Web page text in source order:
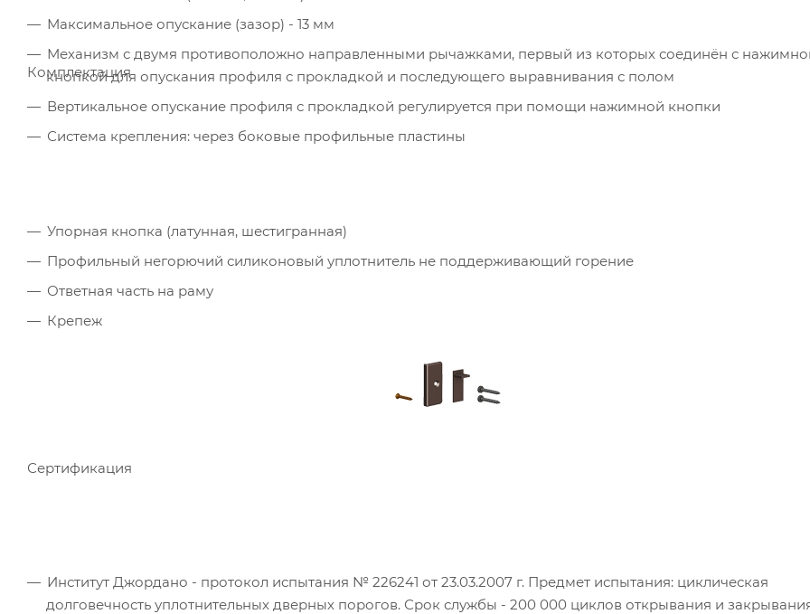
Максимальное опускание (зазор) - 13 мм
Механизм с двумя противоположно направленными рычажками, первый из которых соединён с
кнопкой для опускания профиля с прокладкой и последующего выравнивания с полом
Вертикальное опускание профиля с прокладкой регулируется при помощи нажимной кнопки
Система крепления: через боковые профильные пластины
Комплектация
Упорная кнопка (латунная, шестигранная)
Профильный негорючий силиконовый уплотнитель не поддерживающий горение
Ответная часть на раму
Крепеж
Сертификация
Институт Джордано - протокол испытания № 226241 от 23.03.2007 г. Предмет испытания: циклическая
долговечность уплотнительных дверных порогов. Срок службы - 200 000 циклов открывания и